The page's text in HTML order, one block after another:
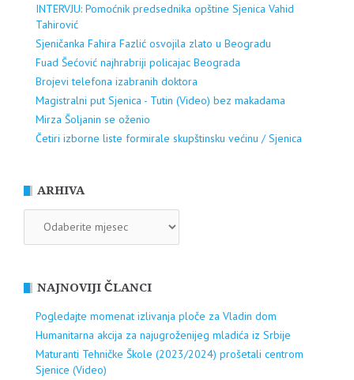
INTERVJU: Pomoćnik predsednika opštine Sjenica Vahid
Tahirović
Sjeničanka Fahira Fazlić osvojila zlato u Beogradu
Fuad Šećović najhrabriji policajac Beograda
Brojevi telefona izabranih doktora
Magistralni put Sjenica - Tutin (Video) bez makadama
Mirza Šoljanin se oženio
Četiri izborne liste formirale skupštinsku većinu / Sjenica
ARHIVA
NAJNOVIJI ČLANCI
Pogledajte momenat izlivanja ploče za Vladin dom
Humanitarna akcija za najugroženijeg mladića iz Srbije
Maturanti Tehničke Škole (2023/2024) prošetali centrom
Sjenice (Video)